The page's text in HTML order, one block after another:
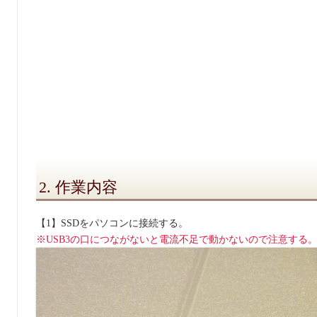
2. 作業内容
【1】SSDをパソコンに接続する。
※USB3の口につながないと電流不足で動かないので注意する。